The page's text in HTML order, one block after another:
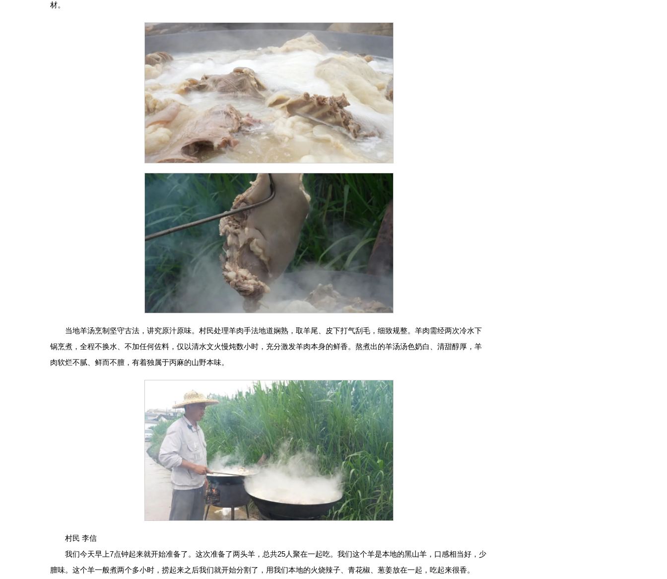
材。
当地羊汤烹制坚守古法，讲究原汁原味。村民处理羊肉手法地道娴熟，取羊尾、皮下打气刮毛，细致规整。羊肉需经两次冷水下
锅烹煮，全程不换水、不加任何佐料，仅以清水文火慢炖数小时，充分激发羊肉本身的鲜香。熬煮出的羊汤汤色奶白、清甜醇厚，羊
肉软烂不腻、鲜而不膻，有着独属于丙麻的山野本味。
村民 李信
我们今天早上7点钟起来就开始准备了。这次准备了两头羊，总共25人聚在一起吃。我们这个羊是本地的黑山羊，口感相当好，少
膻味。这个羊一般煮两个多小时，捞起来之后我们就开始分割了，用我们本地的火烧辣子、青花椒、葱姜放在一起，吃起来很香。